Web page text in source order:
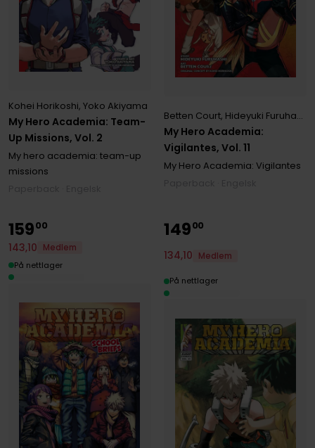
My Hero Academia: Team-
Up Missions, Vol. 2
Kohei Horikoshi, Yoko Akiyama
My hero academia: team-up
missions
My Hero Academia:
Vigilantes, Vol. 11
Betten Court, Hideyuki Furuhashi
My Hero Academia: Vigilantes
15900
143,10
Medlem
På nettlager
14900
134,10 Medlem
På nettlager